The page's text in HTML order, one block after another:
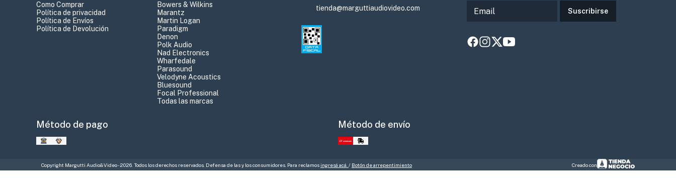
Como Comprar
Política de privacidad
Política de Envíos
Política de Devolución
Bowers & Wilkins
Marantz
Martin Logan
Paradigm
Denon
Polk Audio
Nad Electronics
Wharfedale
Parasound
Velodyne Acoustics
Bluesound
Focal Professional
Todas las marcas
tienda@marguttiaudiovideo.com Suscribirse
Método de pago Método de envío
Copyright Margutti Audio&Video - 2026. Todos los derechos reservados. Defensa de las y los consumidores. Para reclamos ingresá acá. / Botón de arrepentimiento Creado con